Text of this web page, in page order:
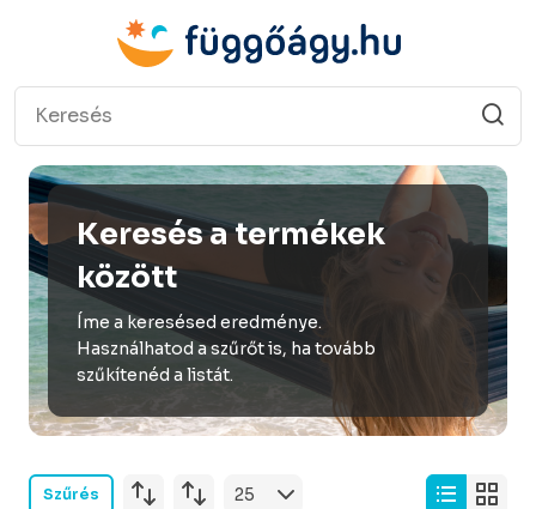
Keresés a termékek
között
Íme a keresésed eredménye.
Használhatod a szűrőt is, ha tovább
szűkítenéd a listát.
Szűrés